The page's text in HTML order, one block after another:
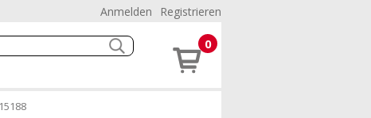
Anmelden Registrieren
0